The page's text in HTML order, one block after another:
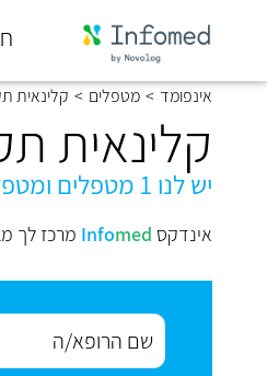
סוף
אינפומד > מטפלים > קלינאית
קלינאית
יש לנו 1 מטפלים ומטפלות באתר
אינדקס Infomed מרכז לך